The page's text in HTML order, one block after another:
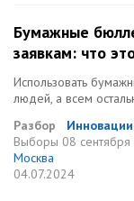
Бумажные
заявкам: что
Использовать
людей, а всем
Разбор
Инновации
Выборы 08
Москва
04.07.2024